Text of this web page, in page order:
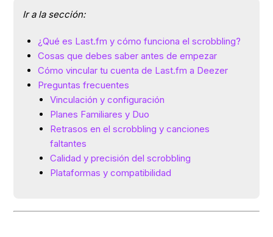
Ir a la sección:
¿Qué es Last.fm y cómo funciona el scrobbling?
Cosas que debes saber antes de empezar
Cómo vincular tu cuenta de Last.fm a Deezer
Preguntas frecuentes
Vinculación y configuración
Planes Familiares y Duo
Retrasos en el scrobbling y canciones
faltantes
Calidad y precisión del scrobbling
Plataformas y compatibilidad